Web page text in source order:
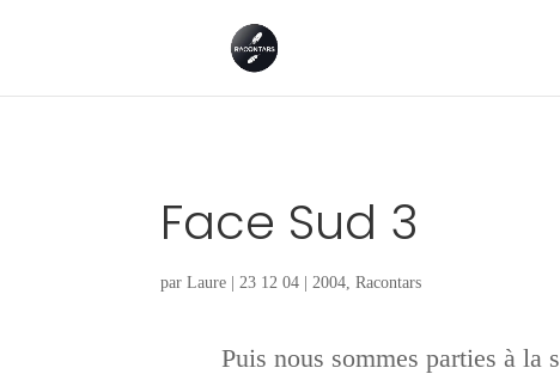
Face Sud 3
parLaure | 23 12 04 | 2004 ,Racontars
Puis nous sommes parties à la